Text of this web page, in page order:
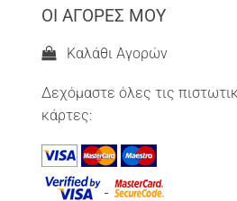
ΟΙ ΑΓΟΡΕΣ ΜΟΥ
Καλάθι Αγορών
Δεχόμαστε όλες τις
κάρτες: